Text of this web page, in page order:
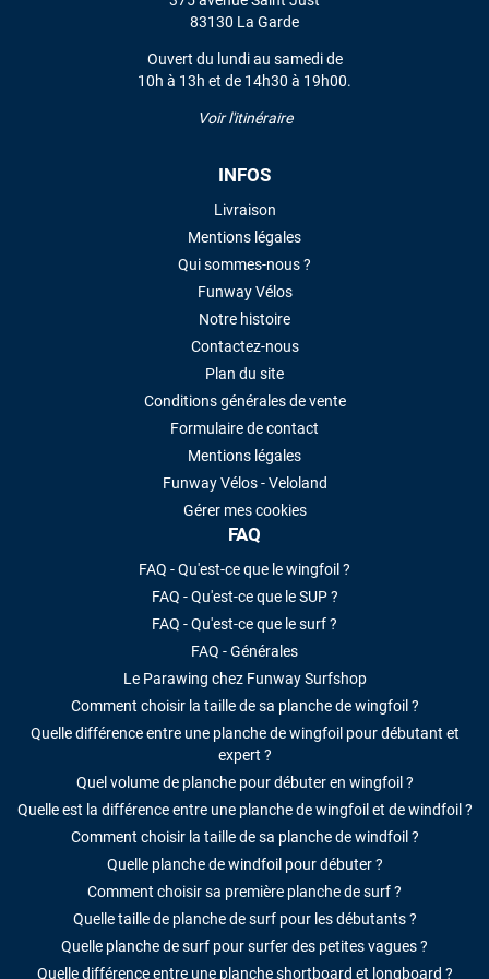
83130 La Garde
Ouvert du lundi au samedi de
10h à 13h et de 14h30 à 19h00.
Voir l'itinéraire
INFOS
Livraison
Mentions légales
Qui sommes-nous ?
Funway Vélos
Notre histoire
Contactez-nous
Plan du site
Conditions générales de vente
Formulaire de contact
Mentions légales
Funway Vélos - Veloland
Gérer mes cookies
FAQ
FAQ - Qu'est-ce que le wingfoil ?
FAQ - Qu'est-ce que le SUP ?
FAQ - Qu'est-ce que le surf ?
FAQ - Générales
Le Parawing chez Funway Surfshop
Comment choisir la taille de sa planche de wingfoil ?
Quelle différence entre une planche de wingfoil pour débutant et
expert ?
Quel volume de planche pour débuter en wingfoil ?
Quelle est la différence entre une planche de wingfoil et de windfoil ?
Comment choisir la taille de sa planche de windfoil ?
Quelle planche de windfoil pour débuter ?
Comment choisir sa première planche de surf ?
Quelle taille de planche de surf pour les débutants ?
Quelle planche de surf pour surfer des petites vagues ?
Quelle différence entre une planche shortboard et longboard ?
VOIR TOUS LES AVIS
LAISSER UN AVIS